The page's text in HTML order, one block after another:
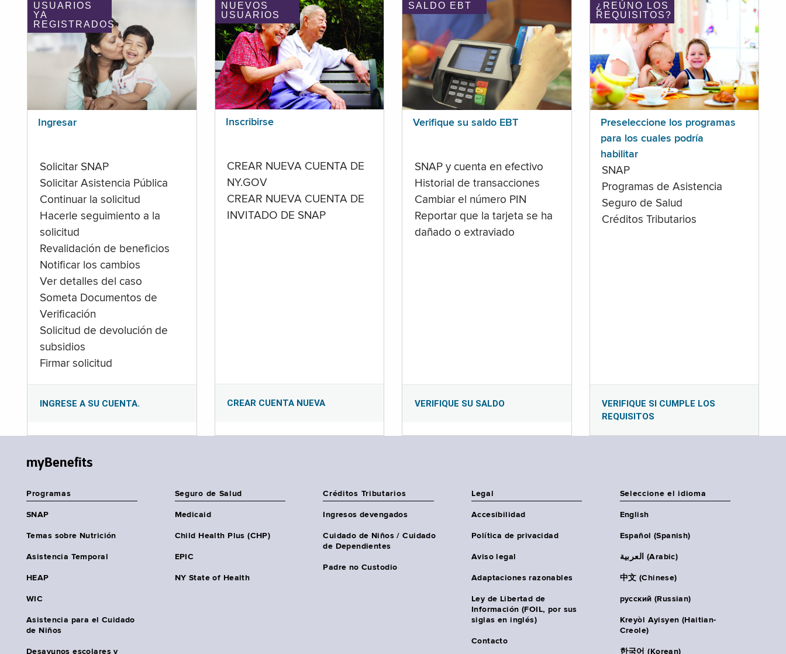
USUARIOS
YA
REGISTRADOS
Ingresar
Solicitar SNAP
Solicitar Asistencia Pública
Continuar la solicitud
Hacerle seguimiento a la
solicitud
Revalidación de beneficios
Notificar los cambios
Ver detalles del caso
Someta Documentos de
Verificación
Solicitud de devolución de
subsidios
Firmar solicitud
INGRESE A SU CUENTA.
NUEVOS
USUARIOS
Inscribirse
CREAR NUEVA CUENTA DE
NY.GOV
CREAR NUEVA CUENTA DE
INVITADO DE SNAP
CREAR CUENTA NUEVA
SALDO EBT
Verifique su saldo EBT
SNAP y cuenta en efectivo
Historial de transacciones
Cambiar el número PIN
Reportar que la tarjeta se ha
dañado o extraviado
VERIFIQUE SU SALDO
¿REÚNO LOS
REQUISITOS?
Preseleccione los programas
para los cuales podría
habilitar
SNAP
Programas de Asistencia
Seguro de Salud
Créditos Tributarios
VERIFIQUE SI CUMPLE LOS
REQUISITOS
myBenefits
Programas
SNAP
Temas sobre Nutrición
Asistencia Temporal
HEAP
WIC
Asistencia para el Cuidado
de Niños
Desayunos escolares y
Seguro de Salud
Medicaid
Child Health Plus (CHP)
EPIC
NY State of Health
Créditos Tributarios
Ingresos devengados
Cuidado de Niños / Cuidado
de Dependientes
Padre no Custodio
Legal
Accesibilidad
Política de privacidad
Aviso legal
Adaptaciones razonables
Ley de Libertad de
Información (FOIL, por sus
siglas en inglés)
Contacto
Seleccione el idioma
English
Español (Spanish)
العربية (Arabic)
中文 (Chinese)
русский (Russian)
Kreyòl Ayisyen (Haitian-
Creole)
한국어 (Korean)